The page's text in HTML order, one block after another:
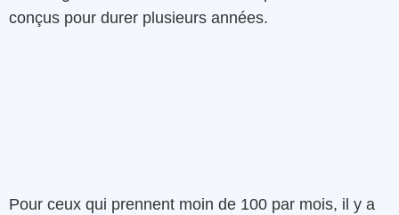
conçus pour durer plusieurs années.
Pour ceux qui prennent moin de 100 par mois, il y a